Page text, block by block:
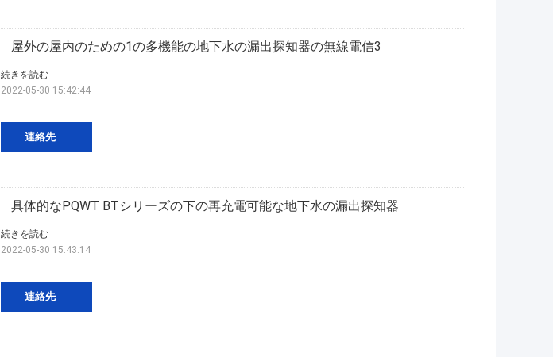
屋外の屋内のための1の多機能の地下水の漏出探知器の無線電信3
連絡先
続きを読む
2022-05-30 15:42:44
具体的なPQWT BTシリーズの下の再充電可能な地下水の漏出探知器
連絡先
続きを読む
2022-05-30 15:43:14